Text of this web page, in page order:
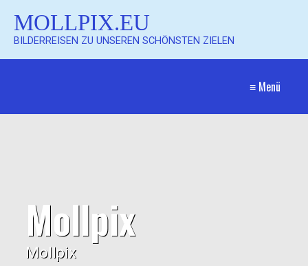
MOLLPIX.EU
BILDERREISEN ZU UNSEREN SCHÖNSTEN ZIELEN
≡ Menü
Mollpix
Mollpix